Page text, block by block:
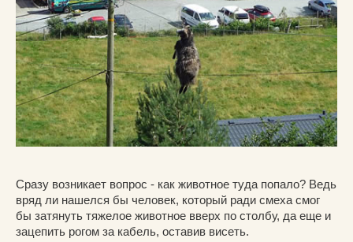
Сразу возникает вопрос - как животное туда попало? Ведь
вряд ли нашелся бы человек, который ради смеха смог
бы затянуть тяжелое животное вверх по столбу, да еще и
зацепить рогом за кабель, оставив висеть.